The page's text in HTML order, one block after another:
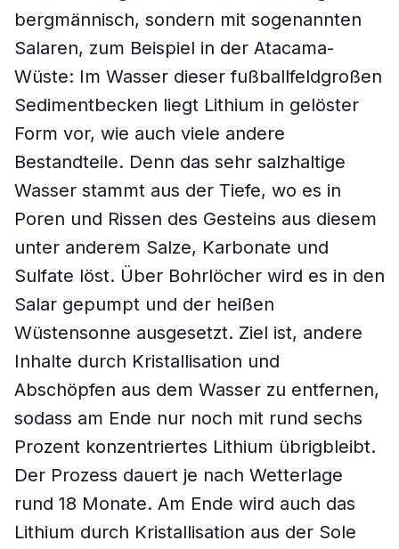
bergmännisch, sondern mit sogenannten
Salaren, zum Beispiel in der Atacama-
Wüste: Im Wasser dieser fußballfeldgroßen
Sedimentbecken liegt Lithium in gelöster
Form vor, wie auch viele andere
Bestandteile. Denn das sehr salzhaltige
Wasser stammt aus der Tiefe, wo es in
Poren und Rissen des Gesteins aus diesem
unter anderem Salze, Karbonate und
Sulfate löst. Über Bohrlöcher wird es in den
Salar gepumpt und der heißen
Wüstensonne ausgesetzt. Ziel ist, andere
Inhalte durch Kristallisation und
Abschöpfen aus dem Wasser zu entfernen,
sodass am Ende nur noch mit rund sechs
Prozent konzentriertes Lithium übrigbleibt.
Der Prozess dauert je nach Wetterlage
rund 18 Monate. Am Ende wird auch das
Lithium durch Kristallisation aus der Sole